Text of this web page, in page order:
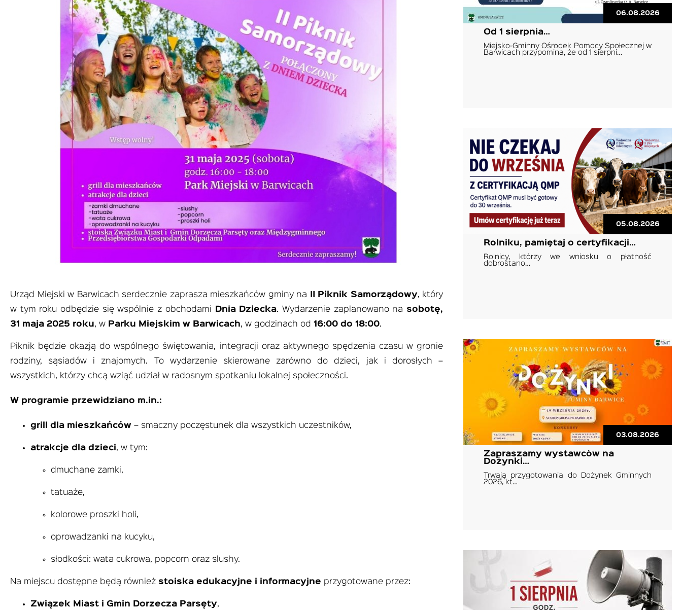
06.08.2026
Od 1 sierpnia…
Miejsko-Gminny Ośrodek Pomocy Społecznej w
Barwicach przypomina, że od 1 sierpni…
05.08.2026
Rolniku, pamiętaj o certyfikacji…
Rolnicy, którzy we wniosku o płatność
dobrostano…
03.08.2026
Zapraszamy wystawców na
Dożynki…
Trwają przygotowania do Dożynek Gminnych
2026, kt…
Urząd Miejski w Barwicach serdecznie zaprasza mieszkańców gminy na II Piknik Samorządowy, który
w tym roku odbędzie się wspólnie z obchodami
Dnia Dziecka. Wydarzenie zaplanowano na sobotę,
31 maja 2025 roku, w Parku Miejskim w Barwicach, w godzinach od 16:00 do 18:00.
Piknik będzie okazją do wspólnego świętowania, integracji oraz aktywnego spędzenia czasu w gronie
rodziny, sąsiadów i znajomych. To wydarzenie skierowane zarówno do dzieci, jak i dorosłych –
wszystkich, którzy chcą wziąć udział w radosnym spotkaniu lokalnej społeczności.
W programie przewidziano m.in.:
grill dla mieszkańców – smaczny poczęstunek dla wszystkich uczestników,
atrakcje dla dzieci, w tym:
dmuchane zamki,
tatuaże,
kolorowe proszki holi,
oprowadzanki na kucyku,
słodkości: wata cukrowa, popcorn oraz slushy.
Na miejscu dostępne będą również stoiska edukacyjne i informacyjne przygotowane przez:
Związek Miast i Gmin Dorzecza Parsęty,